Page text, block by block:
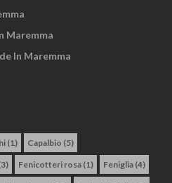
Maremma
In Maremma
(1) Capalbio (5)
Fenicotteri rosa (1) Feniglia (4)